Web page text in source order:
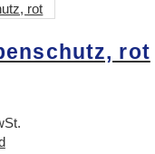
rot